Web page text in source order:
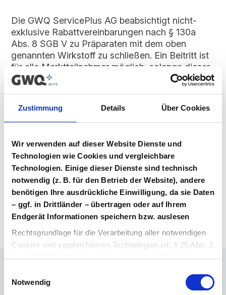
Zustimmung Details Über Cookies
Wir verwenden auf dieser Website Dienste und
Technologien wie Cookies und vergleichbare
Technologien. Einige dieser Dienste sind technisch
notwendig (z. B. für den Betrieb der Website), andere
benötigen Ihre ausdrückliche Einwilligung, da sie Daten
– ggf. in Drittländer – übertragen oder auf Ihrem
Endgerät Informationen speichern bzw. auslesen
Rechtsgrundlage für die Verarbeitung aller notwendigen
Cookies und vergleichbaren Technologien ist: § 25 Abs. 2
Nr. 2 TDDDG i.V.m. Art 6 Abs. 1 S.1 lit. f) DSGVO.
Rechtsgrundlage für die Verarbeitung aller weiteren
Notwendig
Die GWQ ServicePlus AG beabsichtigt nicht-
exklusive Rabattvereinbarungen nach § 130a
Abs. 8 SGB V zu Präparaten mit dem oben
genannten Wirkstoff zu schließen. Ein Beitritt ist
für alle Marktteilnehmer möglich, solange dieser
Vertrag im Vergabeportal gelistet ist.
Vertragsunterlagen
Bitte melden Sie sich an, um Ihre
herunterzuladen. Sie haben noch kein
Benutzerkonto? Dann können Sie sich hier
direkt registrieren.
Login Arzneimittel Konto erstellen
Ihr Ansprechpartner